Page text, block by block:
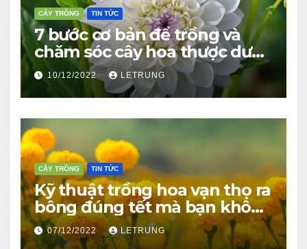
CÂY TRỒNG TIN TỨC
7 bước cơ bản để trồng và
chăm sóc cây hoa thược dược
ra bông đúng tết
10/12/2022 LETRUNG
CÂY TRỒNG TIN TỨC
Kỹ thuật trồng hoa vạn thọ ra
bông đúng tết mà bạn không
thể bỏ qua
07/12/2022 LETRUNG